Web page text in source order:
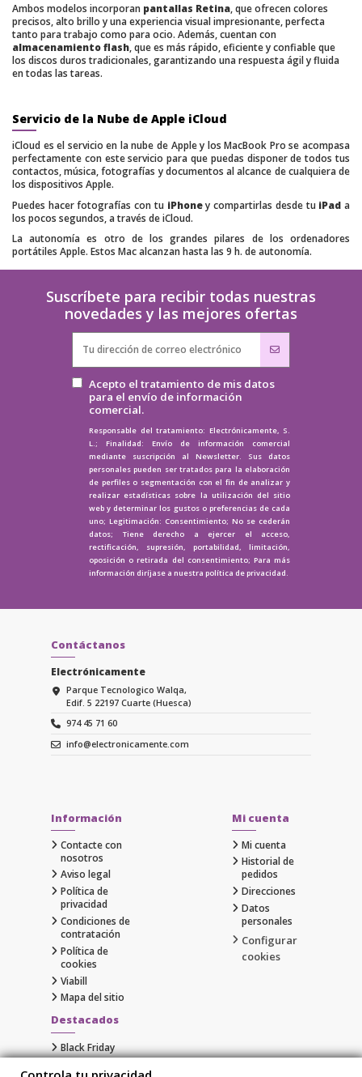
Ambos modelos incorporan pantallas Retina, que ofrecen colores
precisos, alto brillo y una experiencia visual impresionante, perfecta
tanto para trabajo como para ocio. Además, cuentan con
almacenamiento flash, que es más rápido, eficiente y confiable que
los discos duros tradicionales, garantizando una respuesta ágil y fluida
en todas las tareas.
Servicio de la Nube de Apple iCloud
iCloud es el servicio en la nube de Apple y los MacBook Pro se acompasa
perfectamente con este servicio para que puedas disponer de todos tus
contactos, música, fotografías y documentos al alcance de cualquiera de
los dispositivos Apple.
Puedes hacer fotografías con tu iPhoney compartirlas desde tu iPad a
los pocos segundos, a través de iCloud.
La autonomía es otro de los grandes pilares de los ordenadores
portátiles Apple. Estos Mac alcanzan hasta las 9 h. de autonomía.
Suscríbete para recibir todas nuestras
novedades y las mejores ofertas
Acepto el tratamiento de mis datos
para el envío de información
comercial.
Responsable del tratamiento: Electrónicamente, S.
L.; Finalidad: Envío de información comercial
mediante suscripción al Newsletter. Sus datos
personales pueden ser tratados para la elaboración
de perfiles o segmentación con el fin de analizar y
realizar estadísticas sobre la utilización del sitio
web y determinar los gustos o preferencias de cada
uno; Legitimación: Consentimiento; No se cederán
datos; Tiene derecho a ejercer el acceso,
rectificación, supresión, portabilidad, limitación,
oposición o retirada del consentimiento; Para más
información diríjase a nuestra política de privacidad.
Contáctanos
Electrónicamente
Parque Tecnologico Walqa,
Edif. 5 22197 Cuarte (Huesca)
974 45 71 60
info@electronicamente.com
Información
Contacte con
nosotros
Aviso legal
Política de
privacidad
Condiciones de
contratación
Política de
cookies
Viabill
Mapa del sitio
Mi cuenta
Mi cuenta
Historial de
pedidos
Direcciones
Datos
personales
Configurar
cookies
Destacados
Black Friday